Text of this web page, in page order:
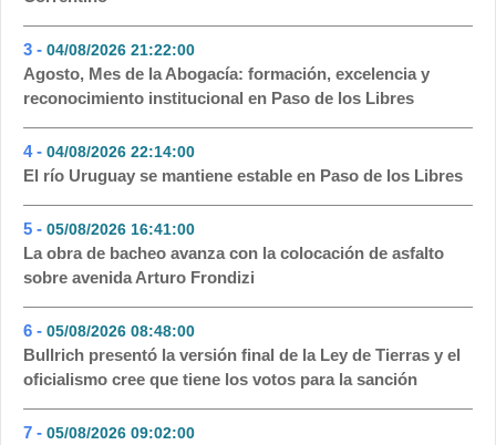
3 - 04/08/2026 21:22:00
Agosto, Mes de la Abogacía: formación, excelencia y
reconocimiento institucional en Paso de los Libres
4 - 04/08/2026 22:14:00
El río Uruguay se mantiene estable en Paso de los Libres
5 - 05/08/2026 16:41:00
La obra de bacheo avanza con la colocación de asfalto
sobre avenida Arturo Frondizi
6 - 05/08/2026 08:48:00
Bullrich presentó la versión final de la Ley de Tierras y el
oficialismo cree que tiene los votos para la sanción
7 - 05/08/2026 09:02:00